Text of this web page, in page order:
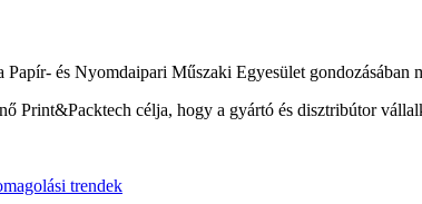
és Nyomdaipari Műszaki Egyesület
Print&Packtech célja, hogy a gyártó és disztribútor
trendek